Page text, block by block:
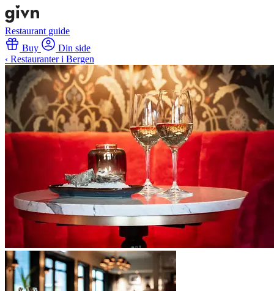
Restaurant guide
Buy
Din side
‹ Restauranter i Bergen